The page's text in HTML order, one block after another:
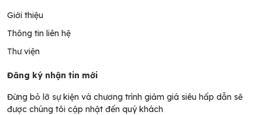
Giới thiệu
Thông tin liên hệ
Thư viện
Đăng ký nhận tin mới
Đừng bỏ lỡ sự kiện và chương trình giảm giá siêu hấp dẫn sẽ
được chúng tôi cập nhật đến quý khách